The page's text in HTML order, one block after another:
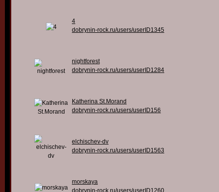
4
dobrynin-rock.ru/users/userID1345
nightforest
dobrynin-rock.ru/users/userID1284
Katherina St.Morand
dobrynin-rock.ru/users/userID156
elchischev-dv
dobrynin-rock.ru/users/userID1563
morskaya
dobrynin-rock.ru/users/userID1260